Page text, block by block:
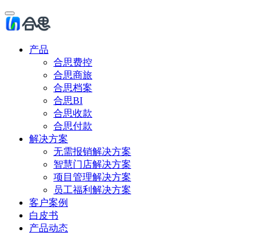
产品
合思费控
合思商旅
合思档案
合思BI
合思收款
合思付款
解决方案
无需报销解决方案
智慧门店解决方案
项目管理解决方案
员工福利解决方案
客户案例
白皮书
产品动态